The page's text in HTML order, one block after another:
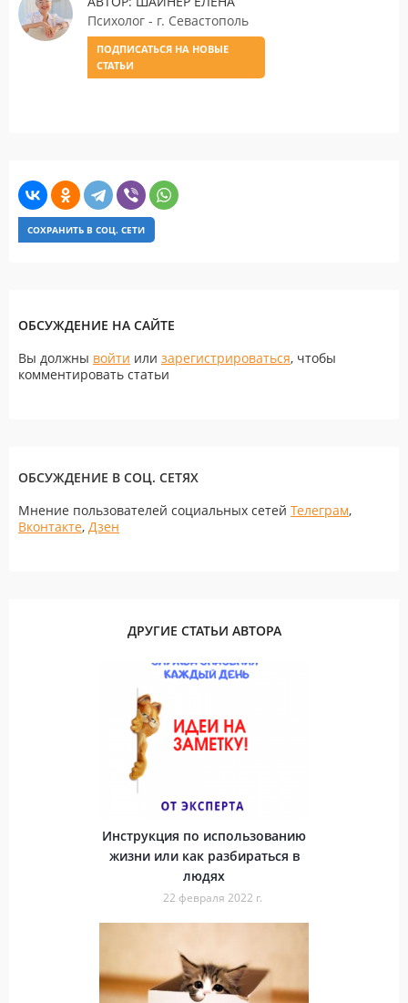
Психолог - г. Севастополь
ПОДПИСАТЬСЯ НА НОВЫЕ
СТАТЬИ
СОХРАНИТЬ В СОЦ. СЕТИ
ОБСУЖДЕНИЕ НА САЙТЕ
Вы должны войти или зарегистрироваться, чтобы
комментировать статьи
ОБСУЖДЕНИЕ В СОЦ. СЕТЯХ
Мнение пользователей социальных сетей Телеграм,
Вконтакте, Дзен
ДРУГИЕ СТАТЬИ АВТОРА
Инструкция по использованию
жизни или как разбираться в
людях
22 февраля 2022 г.